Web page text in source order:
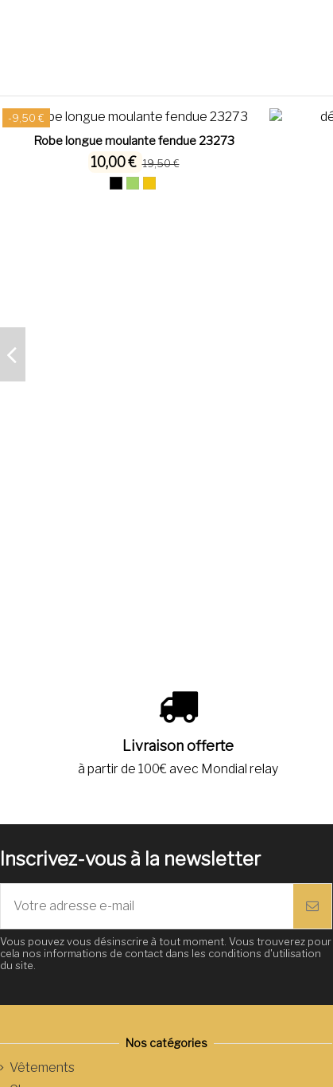
-9,50 €
Robe longue moulante fendue 23273
10,00 € 19,50 €
Livraison offerte
à partir de 100€ avec Mondial relay
Inscrivez-vous à la newsletter
Vous pouvez vous désinscrire à tout moment. Vous trouverez pour
cela nos informations de contact dans les conditions d'utilisation
du site.
Nos catégories
Vêtements